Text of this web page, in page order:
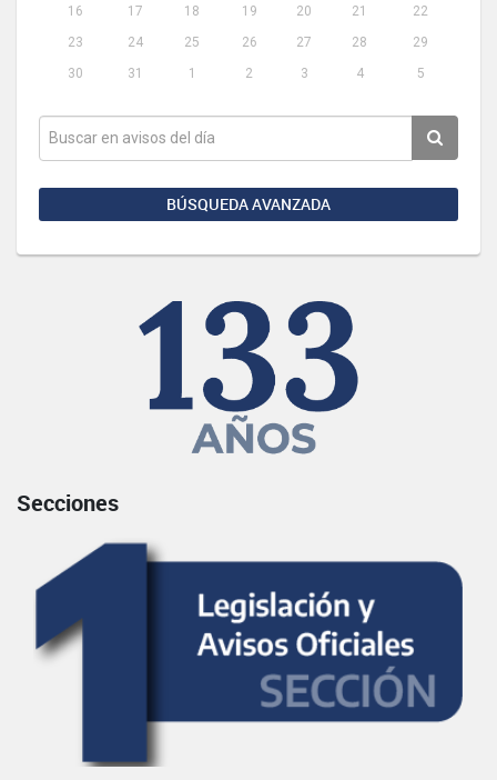
16
17 18 19 20 21
22
23
24 25 26 27 28
29
30
31 1 2 3 4 5
BÚSQUEDA AVANZADA
Secciones